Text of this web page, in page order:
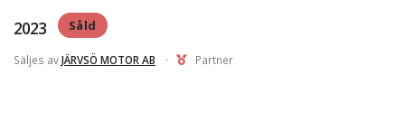
2023
Såld
Säljes avJÄRVSÖ MOTOR AB · Partner